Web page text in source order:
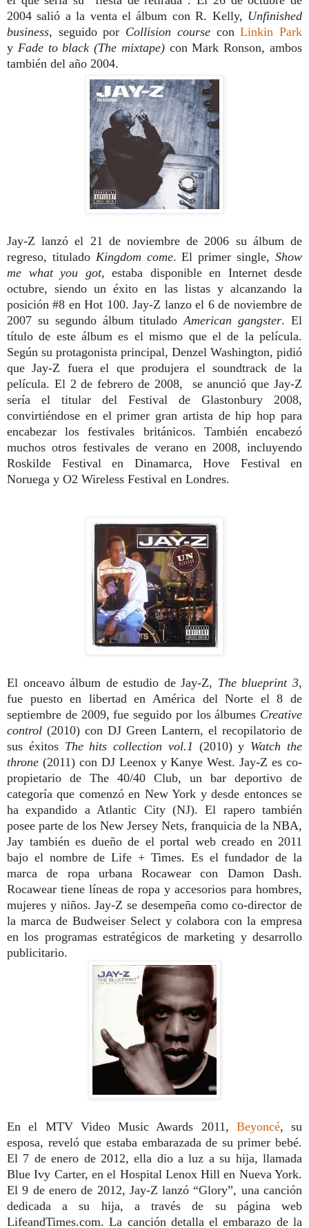
2004 salió a la venta el álbum con R. Kelly, Unfinished
business, seguido por Collision course conLinkin Park
y Fade to black (The mixtape) con Mark Ronson, ambos
también del año 2004.
Jay-Z lanzó el 21 de noviembre de 2006 su álbum de
regreso, titulado Kingdom come. El primer single, Show
me what you got, estaba disponible en Internet desde
octubre, siendo un éxito en las listas y alcanzando la
posición #8 en Hot 100. Jay-Z lanzo el 6 de noviembre de
2007 su segundo álbum tituladoAmerican gangster. El
título de este álbum es el mismo que el de la película.
Según su protagonista principal, Denzel Washington, pidió
que Jay-Z fuera el que produjera el soundtrack de la
película. El 2 de febrero de 2008, se anunció que Jay-Z
sería el titular del Festival de Glastonbury 2008,
convirtiéndose en el primer gran artista de hip hop para
encabezar los festivales británicos. También encabezó
muchos otros festivales de verano en 2008, incluyendo
Roskilde Festival en Dinamarca, Hove Festival en
Noruega y O2 Wireless Festival en Londres.
El onceavo álbum de estudio de Jay-Z, The blueprint 3,
fue puesto en libertad en América del Norte el 8 de
septiembre de 2009, fue seguido por los álbumes Creative
control (2010) con DJ Green Lantern, el recopilatorio de
sus éxitos The hits collection vol.1 (2010) y Watch the
throne (2011) con DJ Leenox y Kanye West. Jay-Z es co-
propietario de The 40/40 Club, un bar deportivo de
categoría que comenzó en New York y desde entonces se
ha expandido a Atlantic City (NJ). El rapero también
posee parte de los New Jersey Nets, franquicia de la NBA,
Jay también es dueño de el portal web creado en 2011
bajo el nombre de Life + Times. Es el fundador de la
marca de ropa urbana Rocawear con Damon Dash.
Rocawear tiene líneas de ropa y accesorios para hombres,
mujeres y niños. Jay-Z se desempeña como co-director de
la marca de Budweiser Select y colabora con la empresa
en los programas estratégicos de marketing y desarrollo
publicitario.
En el MTV Video Music Awards 2011, Beyoncé, su
esposa, reveló que estaba embarazada de su primer bebé.
El 7 de enero de 2012, ella dio a luz a su hija, llamada
Blue Ivy Carter, en el Hospital Lenox Hill en Nueva York.
El 9 de enero de 2012, Jay-Z lanzó “Glory”, una canción
dedicada a su hija, a través de su página web
LifeandTimes.com. La canción detalla el embarazo de la